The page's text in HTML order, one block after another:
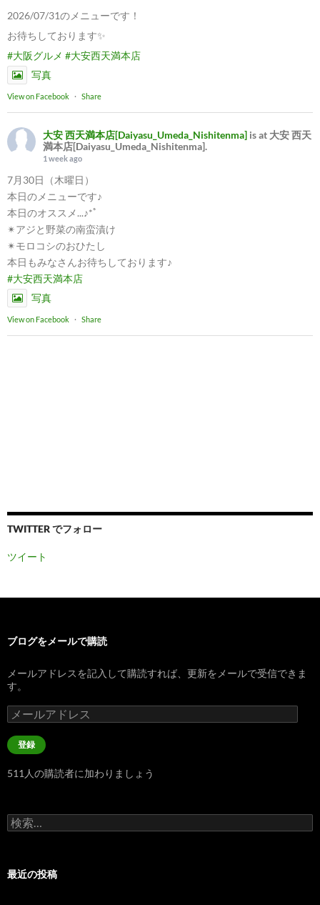
2026/07/31のメニューです！
お待ちしております✨
#大阪グルメ #大安西天満本店
写真
View on Facebook · Share
大安 西天満本店[Daiyasu_Umeda_Nishitenma] is at 大安 西天
満本店[Daiyasu_Umeda_Nishitenma].
1 week ago
7月30日（木曜日）
本日のメニューです♪
本日のオススメ...♪*ﾟ
✴︎アジと野菜の南蛮漬け
✴︎モロコシのおひたし
本日もみなさんお待ちしております♪
#大安西天満本店
写真
View on Facebook · Share
TWITTER でフォロー
ツイート
ブログをメールで購読
メールアドレスを記入して購読すれば、更新をメールで受信できま
す。
メ
ー
ル
ア
レ
登録
511人の購読者に加わりましょう
検
索:
最近の投稿